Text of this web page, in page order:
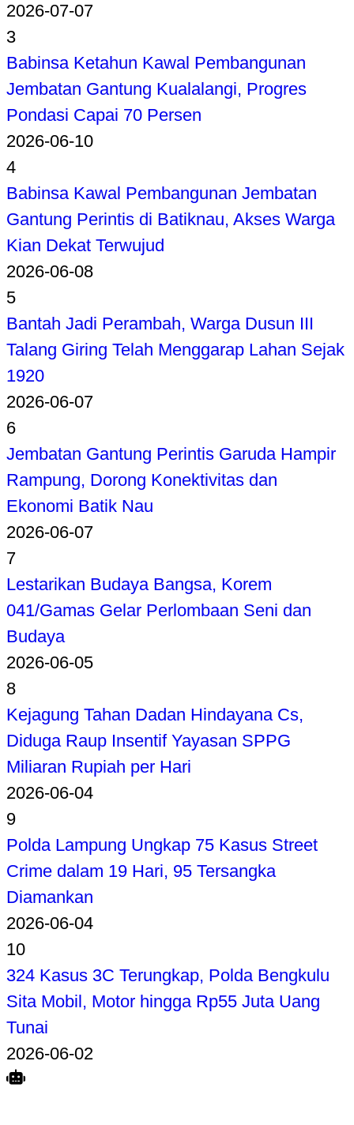
2026-07-07
3
Babinsa Ketahun Kawal Pembangunan
Jembatan Gantung Kualalangi, Progres
Pondasi Capai 70 Persen
2026-06-10
4
Babinsa Kawal Pembangunan Jembatan
Gantung Perintis di Batiknau, Akses Warga
Kian Dekat Terwujud
2026-06-08
5
Bantah Jadi Perambah, Warga Dusun III
Talang Giring Telah Menggarap Lahan Sejak
1920
2026-06-07
6
Jembatan Gantung Perintis Garuda Hampir
Rampung, Dorong Konektivitas dan
Ekonomi Batik Nau
2026-06-07
7
Lestarikan Budaya Bangsa, Korem
041/Gamas Gelar Perlombaan Seni dan
Budaya
2026-06-05
8
Kejagung Tahan Dadan Hindayana Cs,
Diduga Raup Insentif Yayasan SPPG
Miliaran Rupiah per Hari
2026-06-04
9
Polda Lampung Ungkap 75 Kasus Street
Crime dalam 19 Hari, 95 Tersangka
Diamankan
2026-06-04
10
324 Kasus 3C Terungkap, Polda Bengkulu
Sita Mobil, Motor hingga Rp55 Juta Uang
Tunai
2026-06-02